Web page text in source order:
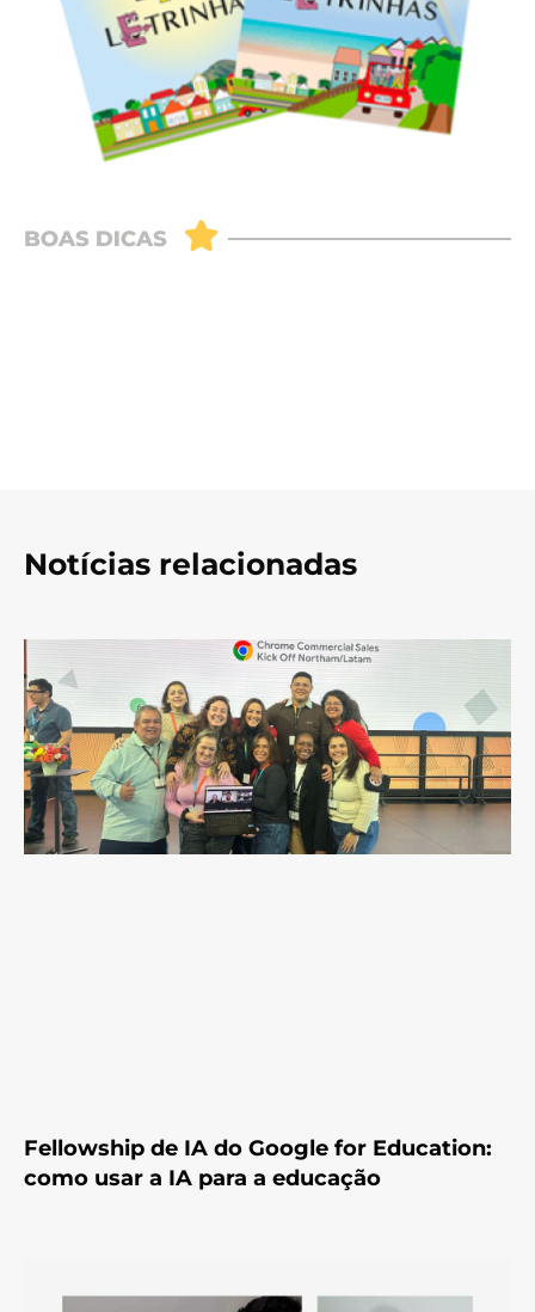
Notícias relacionadas
Fellowship de IA do Google for Education:
como usar a IA para a educação